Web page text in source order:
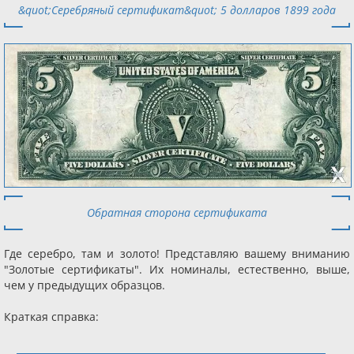
&quot;Серебряный сертификат&quot; 5 долларов 1899 года
Обратная сторона сертификата
Где серебро, там и золото! Представляю вашему вниманию
"Золотые сертификаты". Их номиналы, естественно, выше,
чем у предыдущих образцов.
Краткая справка: